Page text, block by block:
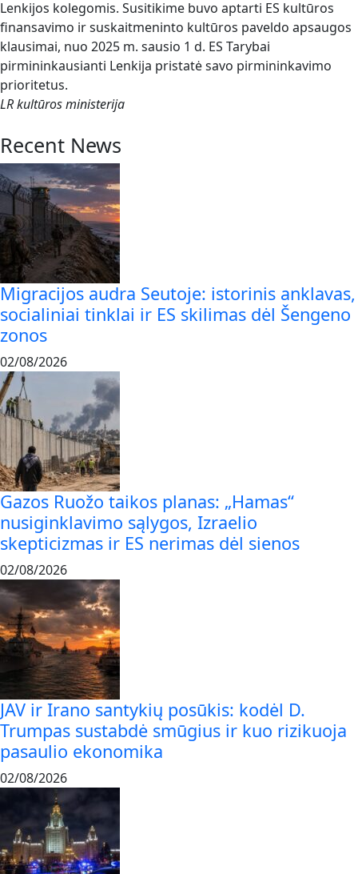
Lenkijos kolegomis. Susitikime buvo aptarti ES kultūros
finansavimo ir suskaitmeninto kultūros paveldo apsaugos
klausimai, nuo 2025 m. sausio 1 d. ES Tarybai
pirmininkausianti Lenkija pristatė savo pirmininkavimo
prioritetus.
LR kultūros ministerija
Recent News
Migracijos audra Seutoje: istorinis anklavas,
socialiniai tinklai ir ES skilimas dėl Šengeno
zonos
02/08/2026
Gazos Ruožo taikos planas: „Hamas“
nusiginklavimo sąlygos, Izraelio
skepticizmas ir ES nerimas dėl sienos
02/08/2026
JAV ir Irano santykių posūkis: kodėl D.
Trumpas sustabdė smūgius ir kuo rizikuoja
pasaulio ekonomika
02/08/2026